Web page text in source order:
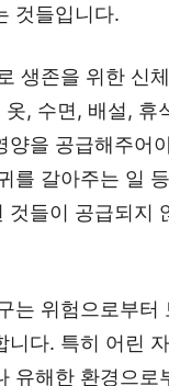
것들입니다.
생존을 위한 신
, 수면, 배설,
양을 공급해주어
를 갈아주는 일
것들이 공급되지
는 위험으로부
니다. 특히 어린
유해한 환경으